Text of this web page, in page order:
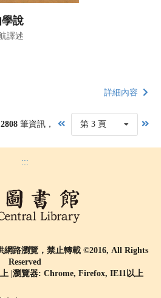
說
譯述
詳細內容
2808筆資訊， 第 3 頁
:::
網路瀏覽，禁止轉載 ©2016, All Rights
Reserved
|瀏覽器: Chrome, Firefox, IE11以上